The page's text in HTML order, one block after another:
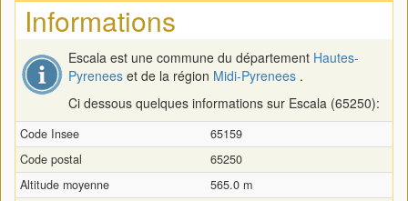
Informations
Escala est une commune du département Hautes-
Pyrenees et de la région Midi-Pyrenees .
Ci dessous quelques informations sur Escala (65250):
Code Insee
65159
Code postal
65250
Altitude moyenne
565.0 m